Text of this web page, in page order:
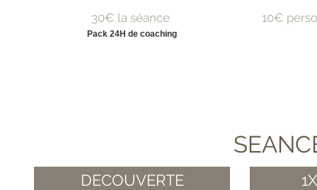
30€ la séance 10€
Pack 24H de coaching
DECOUVERTE